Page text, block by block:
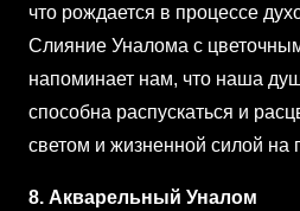
что рождается в процессе
Слияние Уналома с
напоминает нам, что наша
способна распускаться и
светом и жизненной силой на
8. Акварельный Уналом